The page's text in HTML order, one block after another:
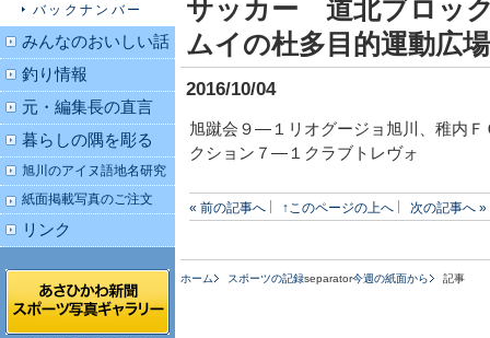
サッカー 道北ブロッ
ムイの杜多目的運動広
2016/10/04
旭蹴会９―１リオグージョ旭川、稚内
クション７―１クラブトレヴォ
« 前の記事へ ↑このページの上へ 次の記事へ »
ホーム スポーツの記録separator今週の紙面から 記事
バックナンバー
みんなのおいしい話
釣り情報
元・編集長の直言
暮らしの隅を彫る
旭川のアイヌ語地名研究
紙面掲載写真のご注文
リンク